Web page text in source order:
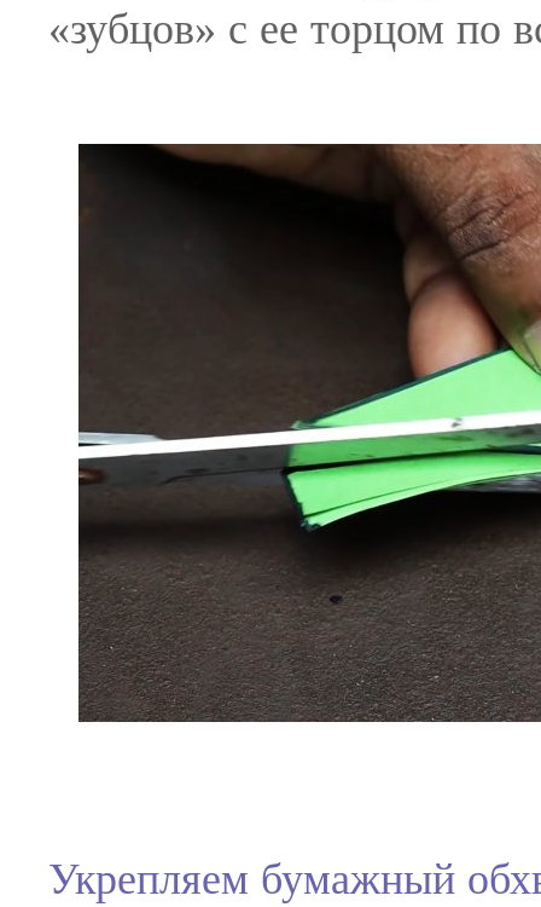
«зубцов» с ее торцом по
Укрепляем бумажный